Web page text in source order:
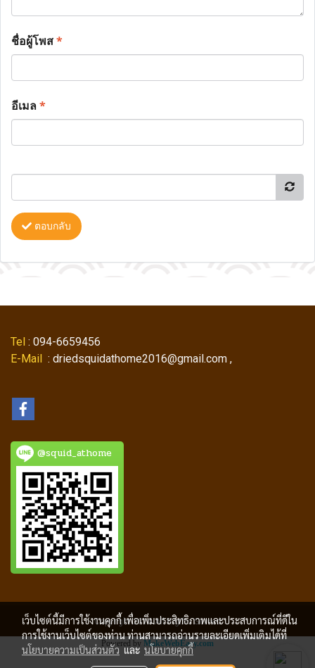
ชื่อผู้โพส*
อีเมล*
ตอบกลับ
Tel : 094-6659456
E-Mail : driedsquidathome2016@gmail.com ,
@squid_athome
Copyright 2018 All Rigths Served
Powered by MakeWebEasy.com
เว็บไซต์นี้มีการใช้งานคุกกี้ เพื่อเพิ่มประสิทธิภาพและประสบการณ์ที่ดีใน
การใช้งานเว็บไซต์ของท่าน ท่านสามารถอ่านรายละเอียดเพิ่มเติมได้ที่
นโยบายความเป็นส่วนตัวและ นโยบายคุกกี้